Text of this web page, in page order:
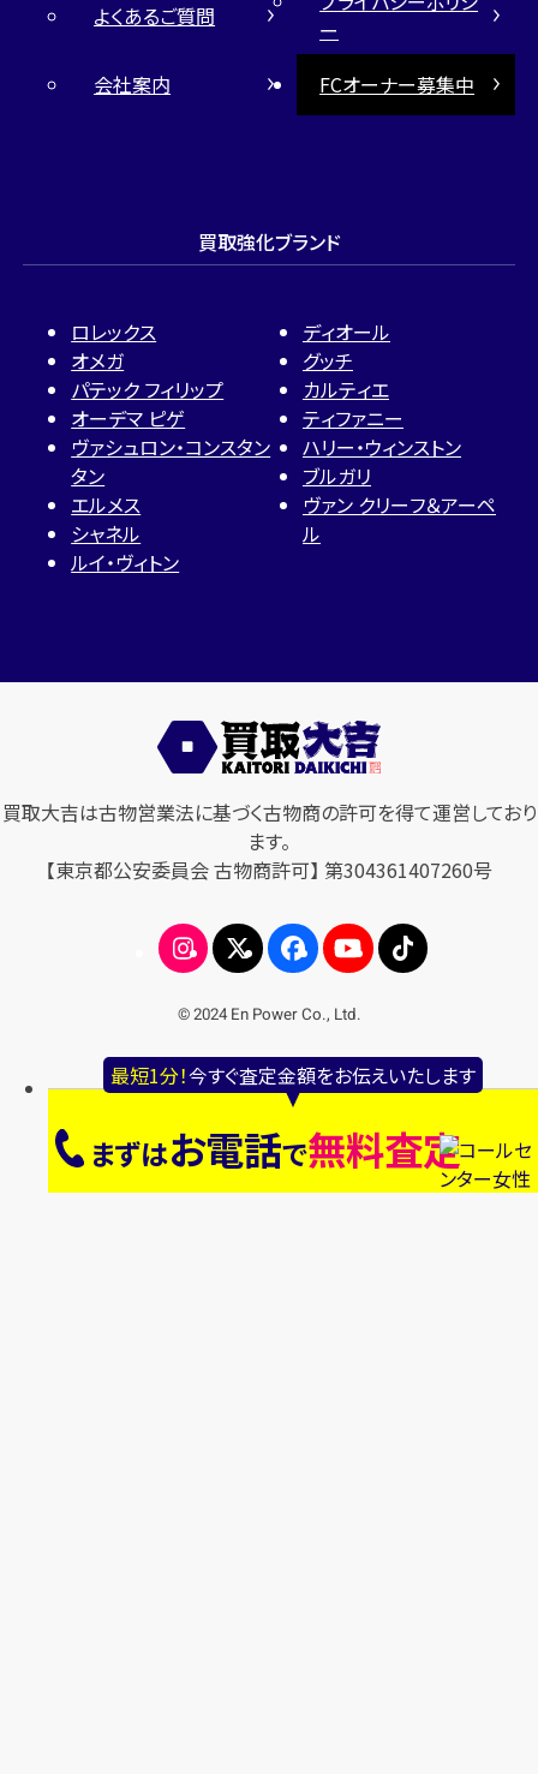
最短1分！今すぐ査定金額をお伝えいたします
まずはお電話で無料査定
よくあるご質問
ー
会社案内
FCオーナー募集中
買取強化ブランド
ロレックス
オメガ
パテック フィリップ
オーデマ ピゲ
ヴァシュロン・コンスタン
タン
エルメス
シャネル
ルイ・ヴィトン
ディオール
グッチ
カルティエ
ティファニー
ハリー・ウィンストン
ブルガリ
ヴァン クリーフ＆アーペ
ル
買取大吉は古物営業法に基づく古物商の許可を得て運営しており
ます。
【東京都公安委員会 古物商許可】 第304361407260号
© 2024 En Power Co., Ltd.